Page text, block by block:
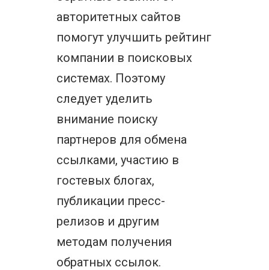
авторитетных сайтов
помогут улучшить рейтинг
компании в поисковых
системах. Поэтому
следует уделить
внимание поиску
партнеров для обмена
ссылками, участию в
гостевых блогах,
публикации пресс-
релизов и другим
методам получения
обратных ссылок.